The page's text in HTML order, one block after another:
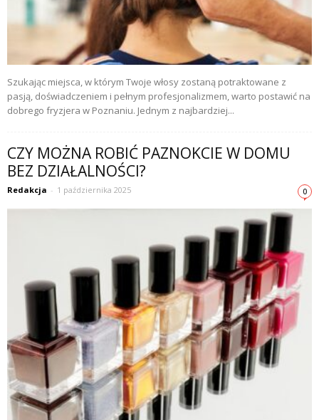
Szukając miejsca, w którym Twoje włosy zostaną potraktowane z
pasją, doświadczeniem i pełnym profesjonalizmem, warto postawić na
dobrego fryzjera w Poznaniu. Jednym z najbardziej...
CZY MOŻNA ROBIĆ PAZNOKCIE W DOMU
BEZ DZIAŁALNOŚCI?
Redakcja - 1 października 2025 0